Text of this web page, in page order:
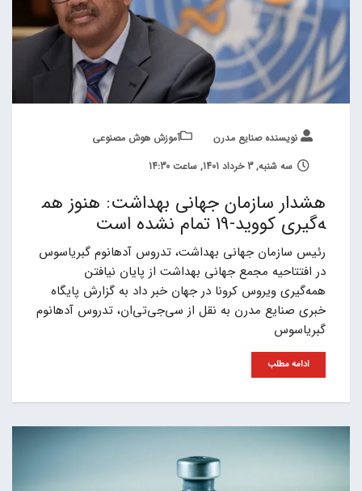
نویسنده صنایع مدرن
آموزش هوش مصنوعی
سه شنبه, 3 خرداد 1401, ساعت 14:30
هشدار سازمان جهانی بهداشت: هنوز هم
ه‌گیری کووید-19 تمام نشده است
رئیس سازمان جهانی بهداشت، تدروس آدهانوم گبریاسوس
در افتتاحیه مجمع جهانی بهداشت از پایان نیافتن
همه‌گیری ویروس کرونا در جهان خبر داد به گزارش پایگاه
خبری صنایع مدرن به نقل از سی‌جی‌تی‌ان، تدروس آدهانوم
گبریاسوس
ادامه مطلب